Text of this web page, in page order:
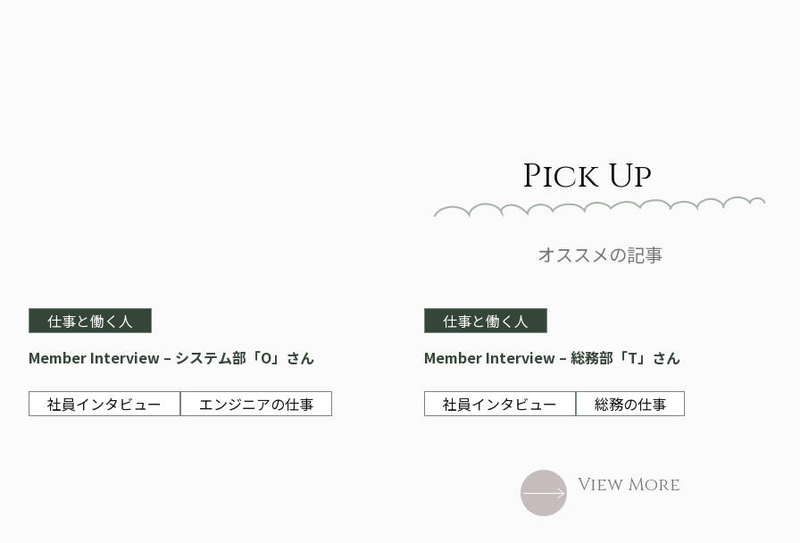
Pick Up
オススメの記事
仕事と働く人
Member Interview – システム部「O」さん
社員インタビュー エンジニアの仕事
仕事と働く人
Member Interview – 総務部「T」さん
社員インタビュー 総務の仕事
View More